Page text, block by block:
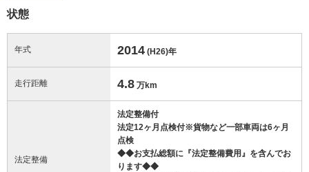
状態
年式 2014 (H26)年
走行距離 4.8 万km
法定整備
法定整備付
法定12ヶ月点検付※貨物など一部車両は6ヶ月
点検
◆◆お支払総額に『法定整備費用』を含んでお
ります◆◆